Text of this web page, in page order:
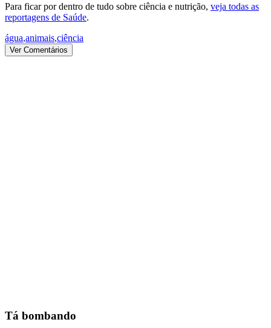
Para ficar por dentro de tudo sobre ciência e nutrição, veja todas as
reportagens de Saúde.
água,animais,ciência
Ver Comentários
Tá bombando